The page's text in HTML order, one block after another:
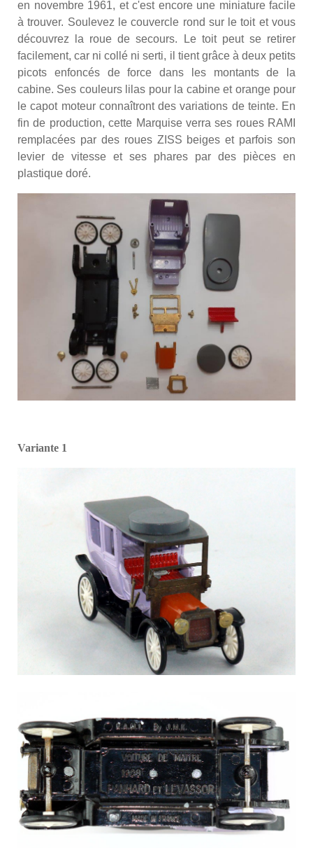
en novembre 1961, et c'est encore une miniature facile
à trouver. Soulevez le couvercle rond sur le toit et vous
découvrez la roue de secours. Le toit peut se retirer
facilement, car ni collé ni serti, il tient grâce à deux petits
picots enfoncés de force dans les montants de la
cabine. Ses couleurs lilas pour la cabine et orange pour
le capot moteur connaîtront des variations de teinte. En
fin de production, cette Marquise verra ses roues RAMI
remplacées par des roues ZISS beiges et parfois son
levier de vitesse et ses phares par des pièces en
plastique doré.
Variante 1